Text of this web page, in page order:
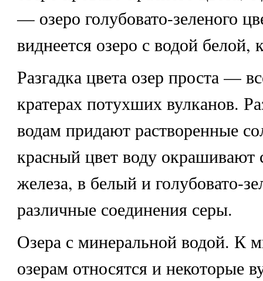
— озеро голубовато-зеленого
виднеется озеро с водой белой,
Разгадка цвета озер проста —
кратерах потухших вулканов.
водам придают растворенные
красный цвет воду окрашивают
железа, в белый и голубовато-
различные соединения серы.
Озера с минеральной водой. К
озерам относятся и некоторые